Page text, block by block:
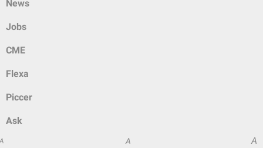
News
Jobs
CME
Flexa
Piccer
Ask
A A A